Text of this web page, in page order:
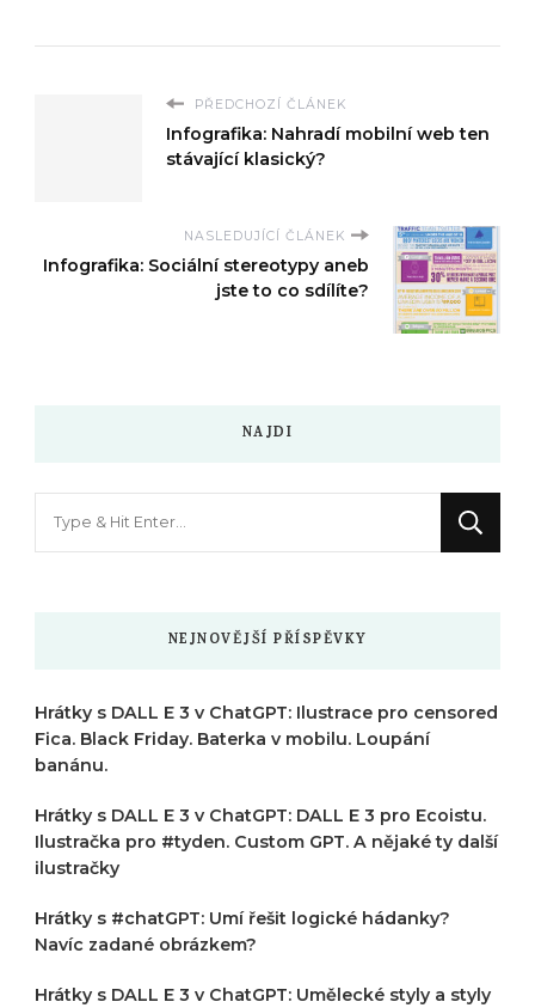
PŘEDCHOZÍ ČLÁNEK
Infografika: Nahradí mobilní web ten
stávající klasický?
NASLEDUJÍCÍ ČLÁNEK
Infografika: Sociální stereotypy aneb
jste to co sdílíte?
NAJDI
NEJNOVĚJŠÍ PŘÍSPĚVKY
Hrátky s DALL E 3 v ChatGPT: Ilustrace pro censored
Fica. Black Friday. Baterka v mobilu. Loupání
banánu.
Hrátky s DALL E 3 v ChatGPT: DALL E 3 pro Ecoistu.
Ilustračka pro #tyden. Custom GPT. A nějaké ty další
ilustračky
Hrátky s #chatGPT: Umí řešit logické hádanky?
Navíc zadané obrázkem?
Hrátky s DALL E 3 v ChatGPT: Umělecké styly a styly